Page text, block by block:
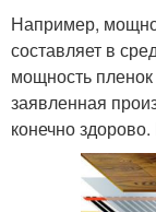
Например,
составляет в
мощность пленок
заявленная
конечно